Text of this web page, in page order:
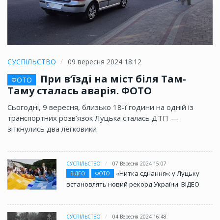
СУСПІЛЬСТВО
09 вересня 2024 18:12
ФОТО
При в’їзді на міст біля Там-
Таму сталась аварія. ФОТО
Сьогодні, 9 вересня, близько 18-ї години на одній із
транспортних розв’язок Луцька сталась ДТП —
зіткнулись два легковики
СУСПІЛЬСТВО
07 Вересня 2024 15:07
ВІДЕО
ФОТО
«Нитка єднання»: у Луцьку
встановлять новий рекорд України. ВІДЕО
СУСПІЛЬСТВО 04 Вересня 2024 16:48